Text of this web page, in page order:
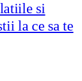
si
la ce sa te